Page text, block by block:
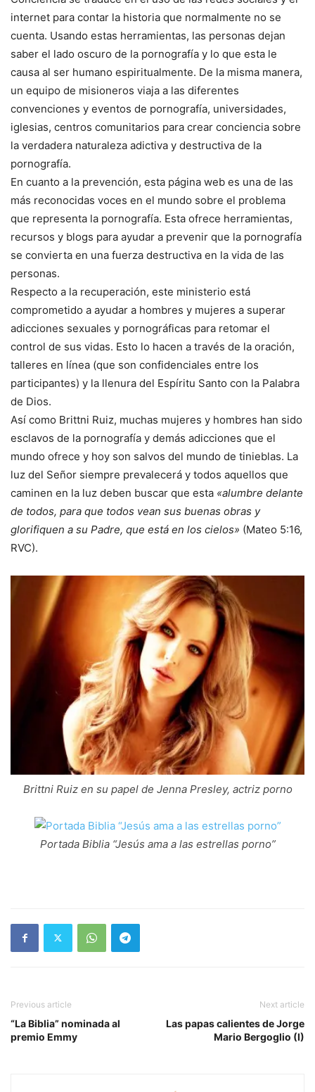
internet para contar la historia que normalmente no se
cuenta. Usando estas herramientas, las personas dejan
saber el lado oscuro de la pornografía y lo que esta le
causa al ser humano espiritualmente. De la misma manera,
un equipo de misioneros viaja a las diferentes
convenciones y eventos de pornografía, universidades,
iglesias, centros comunitarios para crear conciencia sobre
la verdadera naturaleza adictiva y destructiva de la
pornografía.
En cuanto a la prevención, esta página web es una de las
más reconocidas voces en el mundo sobre el problema
que representa la pornografía. Esta ofrece herramientas,
recursos y blogs para ayudar a prevenir que la pornografía
se convierta en una fuerza destructiva en la vida de las
personas.
Respecto a la recuperación, este ministerio está
comprometido a ayudar a hombres y mujeres a superar
adicciones sexuales y pornográficas para retomar el
control de sus vidas. Esto lo hacen a través de la oración,
talleres en línea (que son confidenciales entre los
participantes) y la llenura del Espíritu Santo con la Palabra
de Dios.
Así como Brittni Ruiz, muchas mujeres y hombres han sido
esclavos de la pornografía y demás adicciones que el
mundo ofrece y hoy son salvos del mundo de tinieblas. La
luz del Señor siempre prevalecerá y todos aquellos que
caminen en la luz deben buscar que esta «alumbre delante
de todos, para que todos vean sus buenas obras y
glorifiquen a su Padre, que está en los cielos» (Mateo 5:16,
RVC).
Brittni Ruiz en su papel de Jenna Presley, actriz porno
Portada Biblia “Jesús ama a las estrellas porno”
Previous article
“La Biblia” nominada al
premio Emmy
Next article
Las papas calientes de Jorge
Mario Bergoglio (I)